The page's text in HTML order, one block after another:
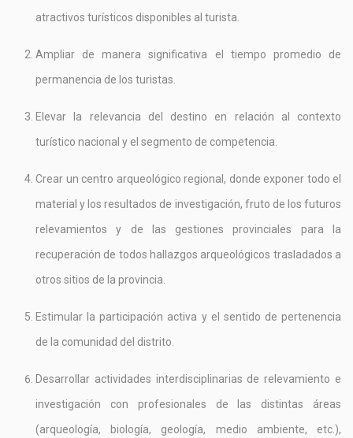
atractivos turísticos disponibles al turista.
Ampliar de manera significativa el tiempo promedio de
permanencia de los turistas.
Elevar la relevancia del destino en relación al contexto
turístico nacional y el segmento de competencia.
Crear un centro arqueológico regional, donde exponer todo el
material y los resultados de investigación, fruto de los futuros
relevamientos y de las gestiones provinciales para la
recuperación de todos hallazgos arqueológicos trasladados a
otros sitios de la provincia.
Estimular la participación activa y el sentido de pertenencia
de la comunidad del distrito.
Desarrollar actividades interdisciplinarias de relevamiento e
investigación con profesionales de las distintas áreas
(arqueología, biología, geología, medio ambiente, etc.),